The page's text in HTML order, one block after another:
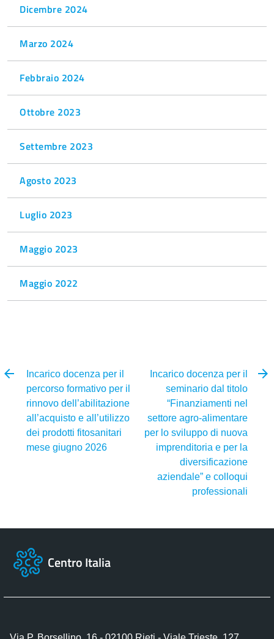
Dicembre 2024
Marzo 2024
Febbraio 2024
Ottobre 2023
Settembre 2023
Agosto 2023
Luglio 2023
Maggio 2023
Maggio 2022
Incarico docenza per il
percorso formativo per il
rinnovo dell’abilitazione
all’acquisto e all’utilizzo
dei prodotti fitosanitari
mese giugno 2026
Incarico docenza per il
seminario dal titolo
“Finanziamenti nel
settore agro-alimentare
per lo sviluppo di nuova
imprenditoria e per la
diversificazione
aziendale” e colloqui
professionali
Centro Italia